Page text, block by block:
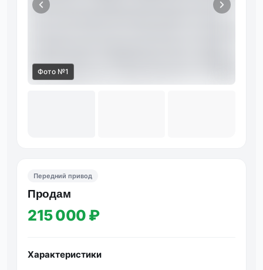
Фото №1
Передний привод
Продам
215 000 ₽
Характеристики